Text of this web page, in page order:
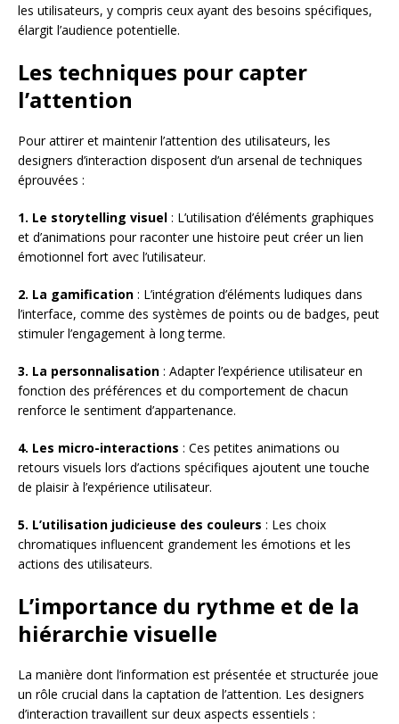
les utilisateurs, y compris ceux ayant des besoins spécifiques,
élargit l’audience potentielle.
Les techniques pour capter
l’attention
Pour attirer et maintenir l’attention des utilisateurs, les
designers d’interaction disposent d’un arsenal de techniques
éprouvées :
1. Le storytelling visuel : L’utilisation d’éléments graphiques
et d’animations pour raconter une histoire peut créer un lien
émotionnel fort avec l’utilisateur.
2. La gamification : L’intégration d’éléments ludiques dans
l’interface, comme des systèmes de points ou de badges, peut
stimuler l’engagement à long terme.
3. La personnalisation : Adapter l’expérience utilisateur en
fonction des préférences et du comportement de chacun
renforce le sentiment d’appartenance.
4. Les micro-interactions : Ces petites animations ou
retours visuels lors d’actions spécifiques ajoutent une touche
de plaisir à l’expérience utilisateur.
5. L’utilisation judicieuse des couleurs : Les choix
chromatiques influencent grandement les émotions et les
actions des utilisateurs.
L’importance du rythme et de la
hiérarchie visuelle
La manière dont l’information est présentée et structurée joue
un rôle crucial dans la captation de l’attention. Les designers
d’interaction travaillent sur deux aspects essentiels :